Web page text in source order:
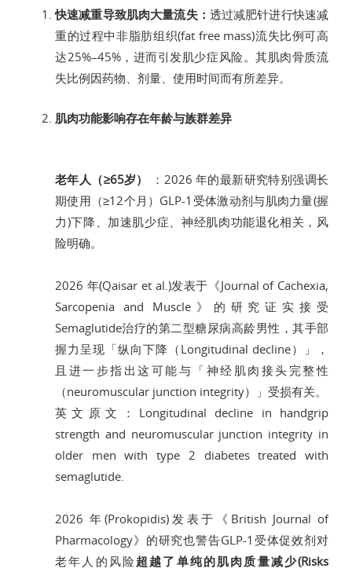
快速减重导致肌肉大量流失： 透过减肥针进行快速减
重的过程中非脂肪组织(fat free mass)流失比例可高
达25%–45%，进而引发肌少症风险。其肌肉骨质流
失比例因药物、剂量、使用时间而有所差异。
肌肉功能影响存在年龄与族群差异
老年人（≥65岁）
：2026 年的最新研究特别强调长
期使用（≥12个月）GLP-1受体激动剂与肌肉力量(握
力)下降、加速肌少症、神经肌肉功能退化相关，风
险明确。
2026 年(Qaisar et al.)发表于《Journal of Cachexia,
Sarcopenia and Muscle》的研究证实接受
Semaglutide治疗的第二型糖尿病高龄男性，其手部
握力呈现「纵向下降（Longitudinal decline）」，
且进一步指出这可能与「神经肌肉接头完整性
（neuromuscular junction integrity）」受损有关。
英文原文：Longitudinal decline in handgrip
strength and neuromuscular junction integrity in
older men with type 2 diabetes treated with
semaglutide.
2026 年(Prokopidis)发表于《British Journal of
Pharmacology》的研究也警告GLP-1受体促效剂对
老年人的风险超越了单纯的肌肉质量减少(Risks